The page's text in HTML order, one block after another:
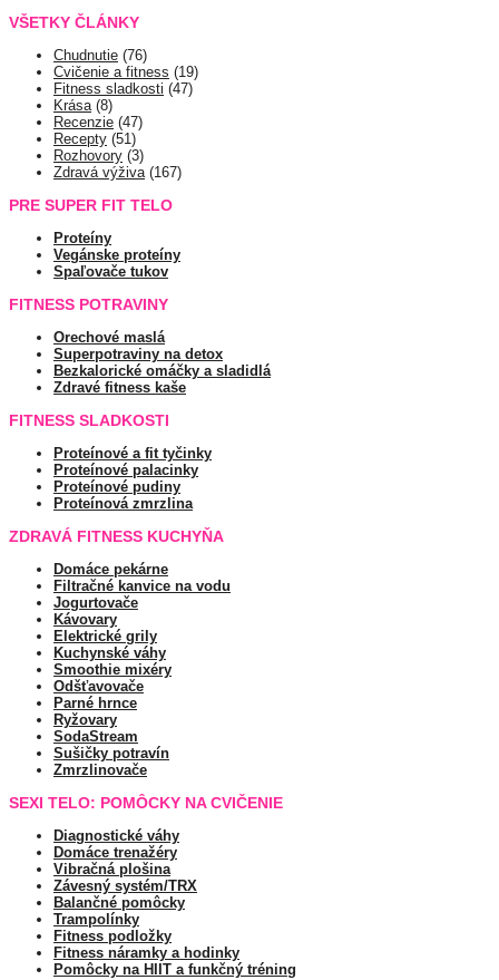
VŠETKY ČLÁNKY
Chudnutie (76)
Cvičenie a fitness (19)
Fitness sladkosti (47)
Krása(8)
Recenzie (47)
Recepty (51)
Rozhovory (3)
Zdravá výživa(167)
PRE SUPER FIT TELO
Proteíny
Vegánske proteíny
Spaľovače tukov
FITNESS POTRAVINY
Orechové maslá
Superpotraviny na detox
Bezkalorické omáčky a sladidlá
Zdravé fitness kaše
FITNESS SLADKOSTI
Proteínové a fit tyčinky
Proteínové palacinky
Proteínové pudiny
Proteínová zmrzlina
ZDRAVÁ FITNESS KUCHYŇA
Domáce pekárne
Filtračné kanvice na vodu
Jogurtovače
Kávovary
Elektrické grily
Kuchynské váhy
Smoothie mixéry
Odšťavovače
Parné hrnce
Ryžovary
SodaStream
Sušičky potravín
Zmrzlinovače
SEXI TELO: POMÔCKY NA CVIČENIE
Diagnostické váhy
Domáce trenažéry
Vibračná plošina
Závesný systém/TRX
Balančné pomôcky
Trampolínky
Fitness podložky
Fitness náramky a hodinky
Pomôcky na HIIT a funkčný tréning